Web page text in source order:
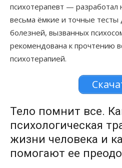
психотерапевт —
весьма ёмкие и точные тесты
болезней, вызванных
рекомендована к прочтению
психотерапией.
Тело помнит все.
психологическая
жизни человека и
помогают ее